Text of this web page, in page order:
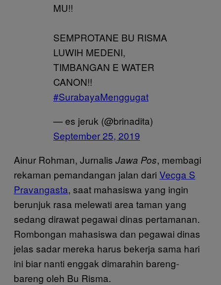
MU!!
SEMPROTANE BU RISMA
LUWIH MEDENI,
TIMBANGAN E WATER
CANON!!
#SurabayaMenggugat
— es jeruk (@brinadita)
September 25, 2019
Ainur Rohman, Jurnalis Jawa Pos, membagi
rekaman pemandangan jalan dari Vecga S
Pravangasta, saat mahasiswa yang ingin
berunjuk rasa melewati area taman yang
sedang dirawat pegawai dinas pertamanan.
Rombongan mahasiswa dan pegawai dinas
jelas sadar mereka harus bekerja sama hari
ini biar nanti enggak dimarahin bareng-
bareng oleh Bu Risma.